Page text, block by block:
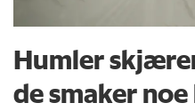
Humler
de smaker